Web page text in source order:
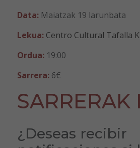
Data:Maiatzak 19 larunbata
Lekua: Centro Cultural Tafalla
Ordua: 19:00
Sarrera:6€
SARRERAK
¿Deseas recibir